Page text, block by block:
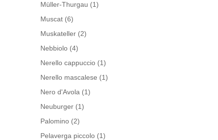
Müller-Thurgau (1)
Muscat (6)
Muskateller (2)
Nebbiolo (4)
Nerello cappuccio (1)
Nerello mascalese (1)
Nero d'Avola (1)
Neuburger (1)
Palomino (2)
Pelaverga piccolo (1)